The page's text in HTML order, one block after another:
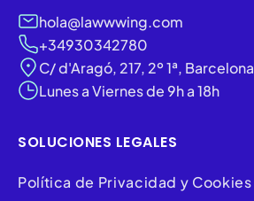
hola@lawwwing.com
+34930342780
C/ d'Aragó, 217, 2º 1ª, Barcelona
Lunes a Viernes de 9h a 18h
SOLUCIONES LEGALES
Política de Privacidad y Cookies